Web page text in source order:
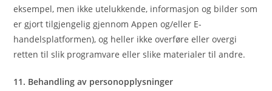
eksempel, men ikke utelukkende, informasjon og bilder som
er gjort tilgjengelig gjennom Appen og/eller E-
handelsplatformen), og heller ikke overføre eller overgi
retten til slik programvare eller slike materialer til andre.
11. Behandling av personopplysninger